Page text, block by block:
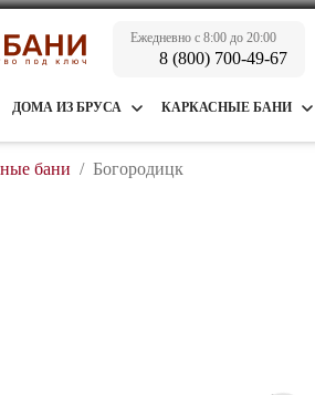
Ежедневно с 8:00 до 20:00
8 (800) 700-49-67
ДОМА ИЗ БРУСА КАРКАСНЫЕ БАНИ
бани / Богородицк